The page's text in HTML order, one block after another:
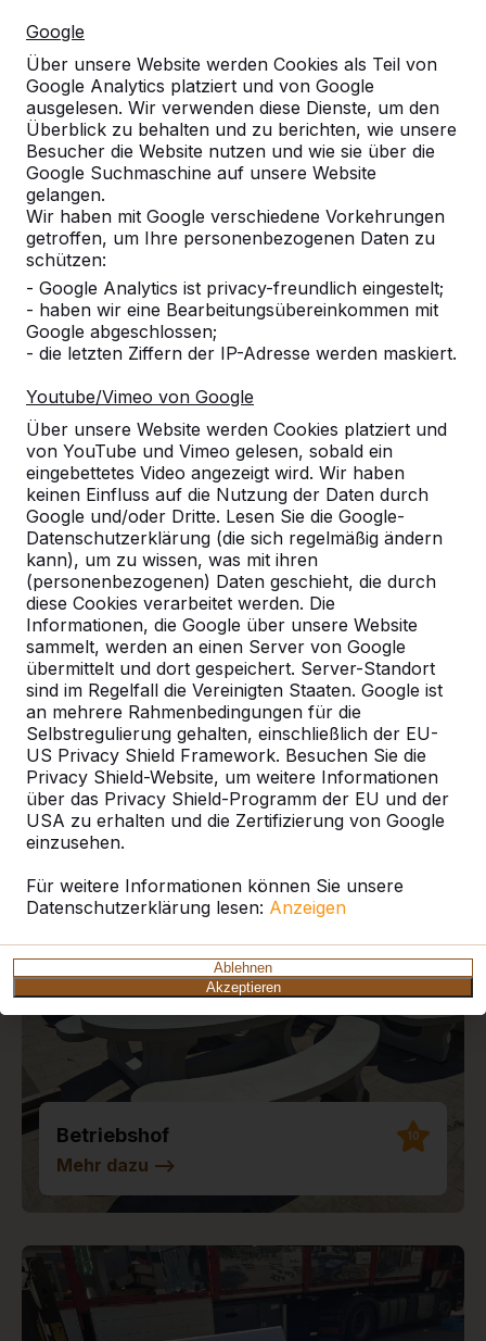
Google
Über unsere Website werden Cookies als Teil von
Google Analytics platziert und von Google
ausgelesen. Wir verwenden diese Dienste, um den
Überblick zu behalten und zu berichten, wie unsere
Besucher die Website nutzen und wie sie über die
Google Suchmaschine auf unsere Website
gelangen.
Wir haben mit Google verschiedene Vorkehrungen
getroffen, um Ihre personenbezogenen Daten zu
schützen:
- Google Analytics ist privacy-freundlich eingestelt;
- haben wir eine Bearbeitungsübereinkommen mit
Google abgeschlossen;
- die letzten Ziffern der IP-Adresse werden maskiert.
Youtube/Vimeo von Google
Über unsere Website werden Cookies platziert und
von YouTube und Vimeo gelesen, sobald ein
eingebettetes Video angezeigt wird. Wir haben
keinen Einfluss auf die Nutzung der Daten durch
Google und/oder Dritte. Lesen Sie die Google-
Datenschutzerklärung (die sich regelmäßig ändern
kann), um zu wissen, was mit ihren
(personenbezogenen) Daten geschieht, die durch
diese Cookies verarbeitet werden. Die
Informationen, die Google über unsere Website
sammelt, werden an einen Server von Google
übermittelt und dort gespeichert. Server-Standort
sind im Regelfall die Vereinigten Staaten. Google ist
an mehrere Rahmenbedingungen für die
Selbstregulierung gehalten, einschließlich der EU-
US Privacy Shield Framework. Besuchen Sie die
Privacy Shield-Website, um weitere Informationen
über das Privacy Shield-Programm der EU und der
USA zu erhalten und die Zertifizierung von Google
einzusehen.
Für weitere Informationen können Sie unsere
Datenschutzerklärung lesen: Anzeigen
Ablehnen
Akzeptieren
Entdecken Sie unser komplettes
Sortiment
Tischtennistische -->
Spieltische für endlosen
Spielspaß im Freien:
wetterbeständig,
außerordentlich stabil. Die ideale
Wahl.
Bestellen Sie den
Fußvolleyballtisch
beim Hersteller und
den maximalen
endlo...
Aktuelle Projekte und
Kundenberichte
Betriebshof 10
Mehr dazu -->